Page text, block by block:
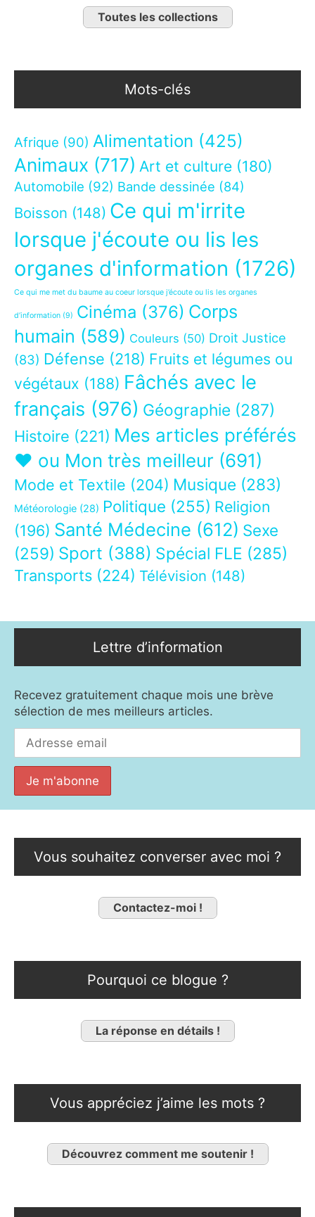
Toutes les collections
Mots-clés
Afrique (90) Alimentation (425)
Animaux (717) Art et culture (180)
Automobile (92) Bande dessinée (84)
Boisson (148) Ce qui m'irrite
lorsque j'écoute ou lis les
organes d'information (1726)
Ce qui me met du baume au coeur lorsque j’écoute ou lis les organes
d’information (9) Cinéma (376) Corps
humain (589) Couleurs (50) Droit Justice
(83) Défense (218) Fruits et légumes ou
végétaux (188) Fâchés avec le
français (976) Géographie (287)
Histoire (221) Mes articles préférés
❤ ou Mon très meilleur (691)
Mode et Textile (204) Musique (283)
Météorologie (28) Politique (255) Religion
(196) Santé Médecine (612) Sexe
(259) Sport (388) Spécial FLE (285)
Transports (224) Télévision (148)
Lettre d’information
Recevez gratuitement chaque mois une brève
sélection de mes meilleurs articles.
Vous souhaitez converser avec moi ?
Contactez-moi !
Pourquoi ce blogue ?
La réponse en détails !
Vous appréciez j’aime les mots ?
Découvrez comment me soutenir !